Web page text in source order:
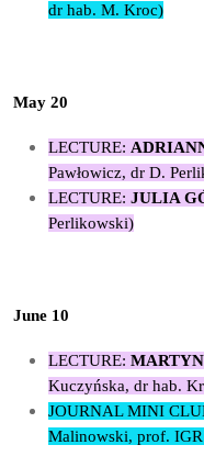
dr hab. M. Kroc)
May 20
LECTURE:
Pawłowicz, dr D.
LECTURE: JULIA
Perlikowski)
June 10
LECTURE:
Kuczyńska, dr hab.
JOURNAL MINI
Malinowski, prof.